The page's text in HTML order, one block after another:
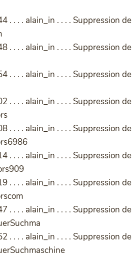
. . . . alain_in . . . . Suppression de
. . . . alain_in . . . . Suppression de
. . . . alain_in . . . . Suppression de
. . . . alain_in . . . . Suppression de
. . . . alain_in . . . . Suppression de
. . . . alain_in . . . . Suppression de
. . . . alain_in . . . . Suppression de
. . . . alain_in . . . . Suppression de
. . . . alain_in . . . . Suppression de